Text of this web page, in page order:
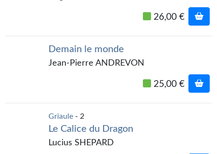
26,00 €
Demain le monde
Jean-Pierre ANDREVON
25,00 €
Griaule - 2
Le Calice du Dragon
Lucius SHEPARD